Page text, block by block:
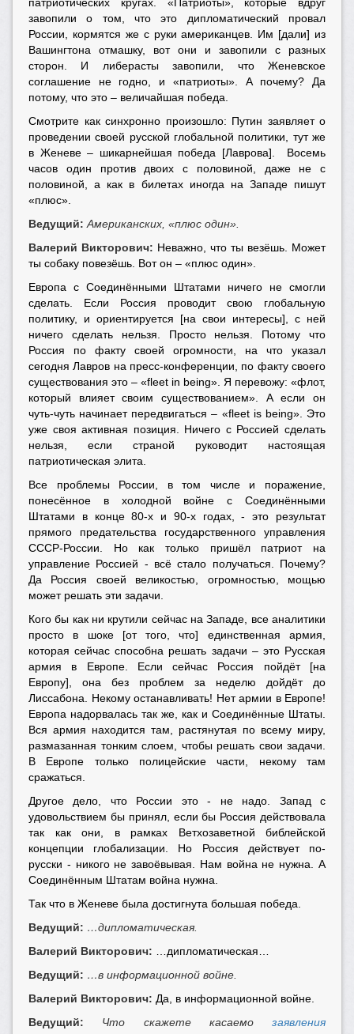
завопили о том, что это дипломатический провал
России, кормятся же с руки американцев. Им [дали] из
Вашингтона отмашку, вот они и завопили с разных
сторон. И либерасты завопили, что Женевское
соглашение не годно, и «патриоты». А почему? Да
потому, что это – величайшая победа.
Смотрите как синхронно произошло: Путин заявляет о
проведении своей русской глобальной политики, тут же
в Женеве – шикарнейшая победа [Лаврова]. Восемь
часов один против двоих с половиной, даже не с
половиной, а как в билетах иногда на Западе пишут
«плюс».
Ведущий: Американских, «плюс один».
Валерий Викторович: Неважно, что ты везёшь. Может
ты собаку повезёшь. Вот он – «плюс один».
Европа с Соединёнными Штатами ничего не смогли
сделать. Если Россия проводит свою глобальную
политику, и ориентируется [на свои интересы], с ней
ничего сделать нельзя. Просто нельзя. Потому что
Россия по факту своей огромности, на что указал
сегодня Лавров на пресс-конференции, по факту своего
существования это – «fleet in being». Я перевожу: «флот,
который влияет своим существованием». А если он
чуть-чуть начинает передвигаться – «fleet is being». Это
уже своя активная позиция. Ничего с Россией сделать
нельзя, если страной руководит настоящая
патриотическая элита.
Все проблемы России, в том числе и поражение,
понесённое в холодной войне с Соединёнными
Штатами в конце 80-х и 90-х годах, - это результат
прямого предательства государственного управления
СССР-России. Но как только пришёл патриот на
управление Россией - всё стало получаться. Почему?
Да Россия своей великостью, огромностью, мощью
может решать эти задачи.
Кого бы как ни крутили сейчас на Западе, все аналитики
просто в шоке [от того, что] единственная армия,
которая сейчас способна решать задачи – это Русская
армия в Европе. Если сейчас Россия пойдёт [на
Европу], она без проблем за неделю дойдёт до
Лиссабона. Некому останавливать! Нет армии в Европе!
Европа надорвалась так же, как и Соединённые Штаты.
Вся армия находится там, растянутая по всему миру,
размазанная тонким слоем, чтобы решать свои задачи.
В Европе только полицейские части, некому там
сражаться.
Другое дело, что России это - не надо. Запад с
удовольствием бы принял, если бы Россия действовала
так как они, в рамках Ветхозаветной библейской
концепции глобализации. Но Россия действует по-
русски - никого не завоёвывая. Нам война не нужна. А
Соединённым Штатам война нужна.
Так что в Женеве была достигнута большая победа.
Ведущий: …дипломатическая.
Валерий Викторович: …дипломатическая…
Ведущий: …в информационной войне.
Валерий Викторович: Да, в информационной войне.
Ведущий: Что скажете касаемо
заявления